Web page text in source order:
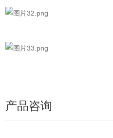
产品咨询